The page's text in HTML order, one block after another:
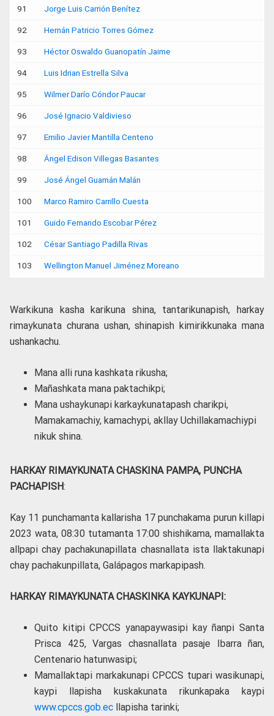
91 Jorge Luis Carrión Benítez
92 Hernán Patricio Torres Gómez
93 Héctor Oswaldo Guanopatín Jaime
94 Luis Idrian Estrella Silva
95 Wilmer Darío Cóndor Paucar
96 José Ignacio Valdivieso
97 Emilio Javier Mantilla Centeno
98 Ángel Edison Villegas Basantes
99 José Ángel Guamán Malán
100 Marco Ramiro Carrillo Cuesta
101 Guido Fernando Escobar Pérez
102 César Santiago Padilla Rivas
103 Wellington Manuel Jiménez Moreano
Warkikuna kasha karikuna shina, tantarikunapish, harkay
rimaykunata churana ushan, shinapish kimirikkunaka mana
ushankachu.
Mana alli runa kashkata rikusha;
Mañashkata mana paktachikpi;
Mana ushaykunapi karkaykunatapash charikpi,
Mamakamachiy, kamachypi, akllay Uchillakamachiypi
nikuk shina.
HARKAY RIMAYKUNATA CHASKINA PAMPA, PUNCHA
PACHAPISH:
Kay 11 punchamanta kallarisha 17 punchakama purun killapi
2023 wata, 08:30 tutamanta 17:00 shishikama, mamallakta
allpapi chay pachakunapillata chasnallata ista llaktakunapi
chay pachakunpillata, Galápagos markapipash.
HARKAY RIMAYKUNATA CHASKINKA KAYKUNAPI:
Quito kitipi CPCCS yanapaywasipi kay ñanpi Santa
Prisca 425, Vargas chasnallata pasaje Ibarra ñan,
Centenario hatunwasipi;
Mamallaktapi markakunapi CPCCS tupari wasikunapi,
kaypi llapisha kuskakunata rikunkapaka kaypi
www.cpccs.gob.ec llapisha tarinki;